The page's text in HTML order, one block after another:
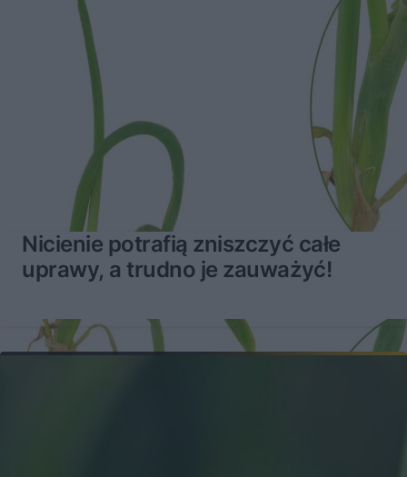
Nicienie potrafią zniszczyć całe
uprawy, a trudno je zauważyć!